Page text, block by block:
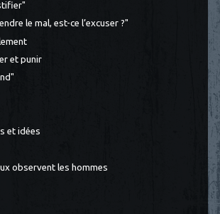
le mal, est-ce l’excuser ?"
et punir
et idées
observent les hommes